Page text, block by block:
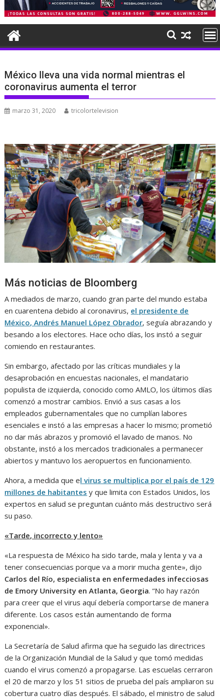
México lleva una vida normal mientras el
coronavirus aumenta el terror
marzo 31, 2020 tricolortelevision
Más noticias de Bloomberg
A mediados de marzo, cuando gran parte del mundo estaba
en cuarentena debido al coronavirus, el presidente de
México, Andrés Manuel López Obrador, seguía abrazando y
besando a los electores. Hace ocho días, los instó a seguir
comiendo en restaurantes.
Sin embargo, afectado por las críticas mundiales y la
desaprobación en encuestas nacionales, el mandatario
populista de izquierda, conocido como AMLO, los últimos días
comenzó a mostrar cambios. Envió a sus casas a los
empleados gubernamentales que no cumplían labores
esenciales e instó a las empresas a hacer lo mismo; prometió
no dar más abrazos y promovió el lavado de manos. No
obstante, instó a los mercados tradicionales a permanecer
abiertos y mantuvo los aeropuertos en funcionamiento.
Ahora, a medida que el virus se multiplica por el país de 129
millones de habitantes y que limita con Estados Unidos, los
expertos en salud se preguntan cuánto más destructivo será
su paso.
«Tarde, incorrecto y lento»
«La respuesta de México ha sido tarde, mala y lenta y va a
tener consecuencias porque va a morir mucha gente», dijo
Carlos del Río, especialista en enfermedades infecciosas
de Emory University en Atlanta, Georgia. “No hay razón
para creer que el virus aquí debería comportarse de manera
diferente. Los casos están aumentando de forma
exponencial».
La Secretaría de Salud afirma que ha seguido las directrices
de la Organización Mundial de la Salud y que tomó medidas
cuando el virus comenzó a propagarse. Las escuelas cerraron
el 20 de marzo y los 51 sitios de prueba del país ampliaron su
cobertura cuatro días después. El sábado, el ministro de salud